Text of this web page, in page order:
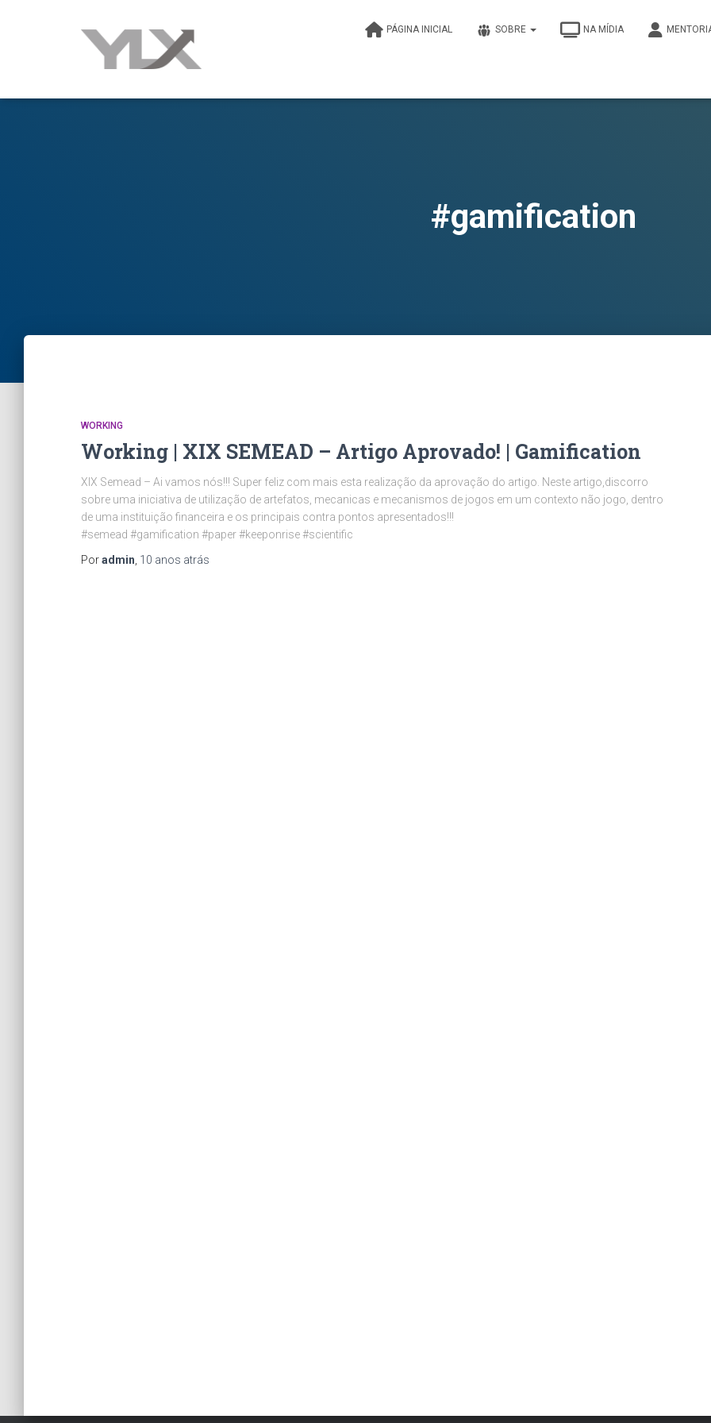
PÁGINA INICIAL SOBRE NA MÍDIA
#gamification
WORKING
Working | XIX SEMEAD – Artigo Aprovado! | Gamification
XIX Semead – Ai vamos nós!!! Super feliz com mais esta realização da aprovação do artigo. Neste artigo,discorro
sobre uma iniciativa de utilização de artefatos, mecanicas e mecanismos de jogos em um contexto não jogo, dentro
de uma instituição financeira e os principais contra pontos apresentados!!!
#semead #gamification #paper #keeponrise #scientific
Poradmin 10 anos atrás